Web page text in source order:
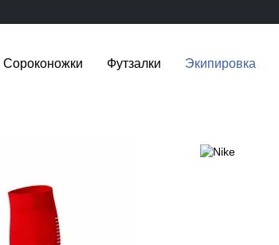
Сороконожки Футзалки Экипировка